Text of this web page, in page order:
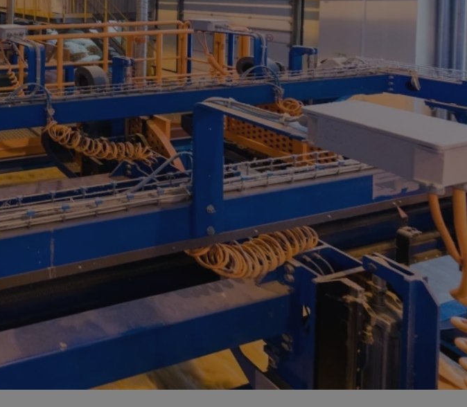
Funkcjonalność Niesklasyfikowane
strony internetowej, takich jak logowanie użytkownika i
korzystać ze strony internetowej.
Opis
rok
Ten plik cookie przechowuje identyfikator sesji.
rok
Ten plik cookie przechowuje identyfikator sesji.
rok
Ten plik cookie przechowuje identyfikator sesji.
2 dni
Ten plik cookie jest używany przez usługę Cookie-
Script.com do zapamiętywania preferencji
dotyczących zgody użytkownika na pliki cookie.
Jest to konieczne, aby baner cookie Cookie-
Script.com działał poprawnie.
53
Ten plik cookie służy do rozróżniania ludzi i
botów. Jest to korzystne dla strony internetowej,
ponieważ umożliwia tworzenie ważnych raportów
na temat korzystania z jej witryny internetowej.
4
Ten plik cookie przechowuje informacje o zgodzie
użytkownika oraz jego preferencjach dotyczących
prywatności podczas korzystania z witryny.
Rejestruje wybory dotyczące polityki prywatności
i ustawień zgody, zapewniając ich przestrzeganie
w kolejnych wizytach. Dzięki temu użytkownik nie
musi ponownie konfigurować swoich preferencji,
co zwiększa wygodę i zgodność z regulacjami
ochrony danych.
Rejestruje, który klaster serwerów obsługuje
gościa. Jest to używane w kontekście